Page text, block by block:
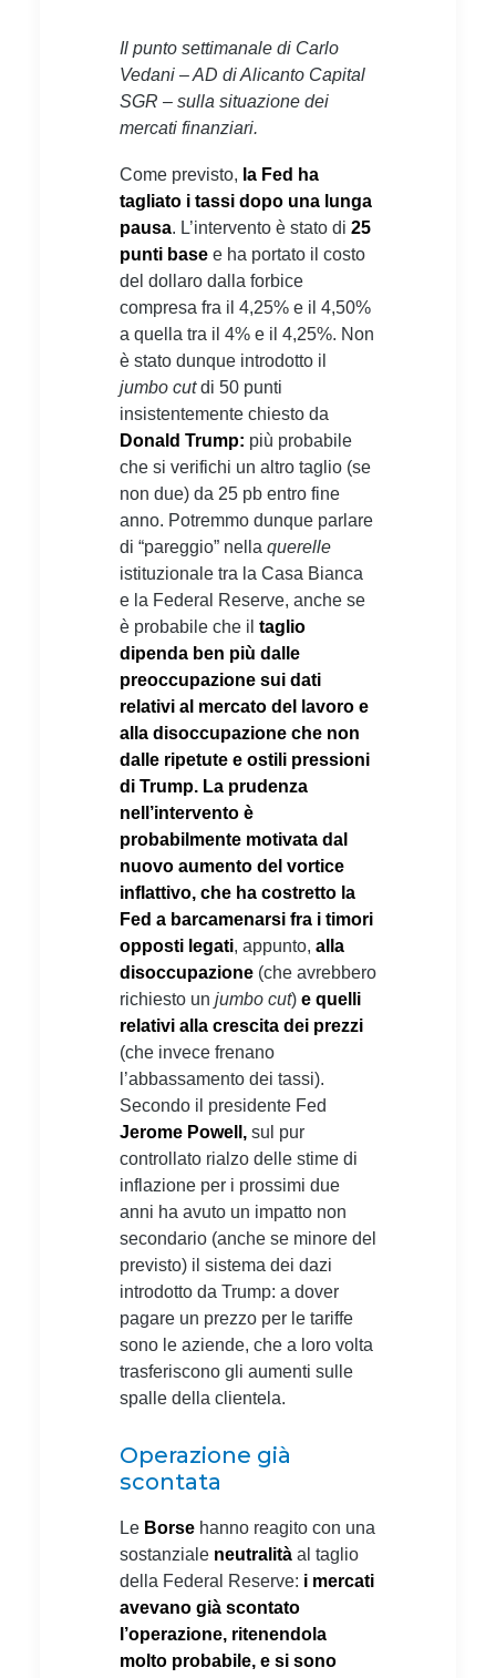
Il punto settimanale di Carlo
Vedani – AD di Alicanto Capital
SGR – sulla situazione dei
mercati finanziari.
Come previsto, la Fed ha
tagliato i tassi dopo una lunga
pausa. L’intervento è stato di 25
punti base e ha portato il costo
del dollaro dalla forbice
compresa fra il 4,25% e il 4,50%
a quella tra il 4% e il 4,25%. Non
è stato dunque introdotto il
jumbo cutdi 50 punti
insistentemente chiesto da
Donald Trump: più probabile
che si verifichi un altro taglio (se
non due) da 25 pb entro fine
anno. Potremmo dunque parlare
di “pareggio” nella querelle
istituzionale tra la Casa Bianca
e la Federal Reserve, anche se
è probabile che il taglio
dipenda ben più dalle
preoccupazione sui dati
relativi al mercato del lavoro e
alla disoccupazione che non
dalle ripetute e ostili pressioni
di Trump. La prudenza
nell’intervento è
probabilmente motivata dal
nuovo aumento del vortice
inflattivo, che ha costretto la
Fed a barcamenarsi fra i timori
opposti legati, appunto, alla
disoccupazione (che avrebbero
richiesto un jumbo cut) e quelli
relativi alla crescita dei prezzi
(che invece frenano
l’abbassamento dei tassi).
Secondo il presidente Fed
Jerome Powell, sul pur
controllato rialzo delle stime di
inflazione per i prossimi due
anni ha avuto un impatto non
secondario (anche se minore del
previsto) il sistema dei dazi
introdotto da Trump: a dover
pagare un prezzo per le tariffe
sono le aziende, che a loro volta
trasferiscono gli aumenti sulle
spalle della clientela.
Operazione già
scontata
Le Borse hanno reagito con una
sostanziale neutralità al taglio
della Federal Reserve: i mercati
avevano già scontato
l’operazione, ritenendola
molto probabile, e si sono